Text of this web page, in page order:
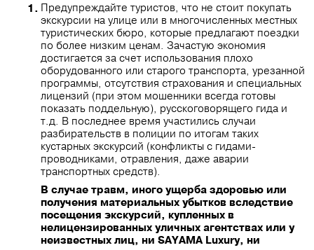
Предупреждайте туристов, что не стоит покупать
экскурсии на улице или в многочисленных местных
туристических бюро, которые предлагают поездки
по более низким ценам. Зачастую экономия
достигается за счет использования плохо
оборудованного или старого транспорта, урезанной
программы, отсутствия страхования и специальных
лицензий (при этом мошенники всегда готовы
показать поддельную), русскоговорящего гида и
т.д. В последнее время участились случаи
разбирательств в полиции по итогам таких
кустарных экскурсий (конфликты с гидами-
проводниками, отравления, даже аварии
транспортных средств).
В случае травм, иного ущерба здоровью или
получения материальных убытков вследствие
посещения экскурсий, купленных в
нелицензированных уличных агентствах или у
неизвестных лиц, ни SAYAMA Luxury, ни